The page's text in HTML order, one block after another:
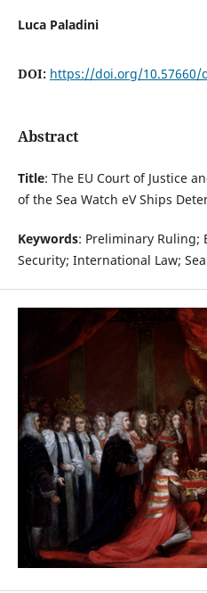
Luca Paladini
DOI: https://doi.org/10.57660/
Abstract
Title: The EU Court of Justice
of the Sea Watch eV Ships
Keywords: Preliminary Ruling;
Security; International Law;